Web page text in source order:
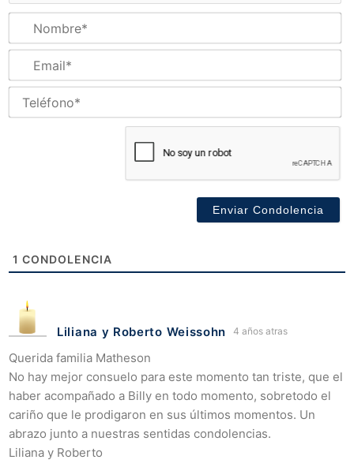
1 CONDOLENCIA
Liliana y Roberto Weissohn 4 años atras
Querida familia Matheson
No hay mejor consuelo para este momento tan triste, que el
haber acompañado a Billy en todo momento, sobretodo el
cariño que le prodigaron en sus últimos momentos. Un
abrazo junto a nuestras sentidas condolencias.
Liliana y Roberto